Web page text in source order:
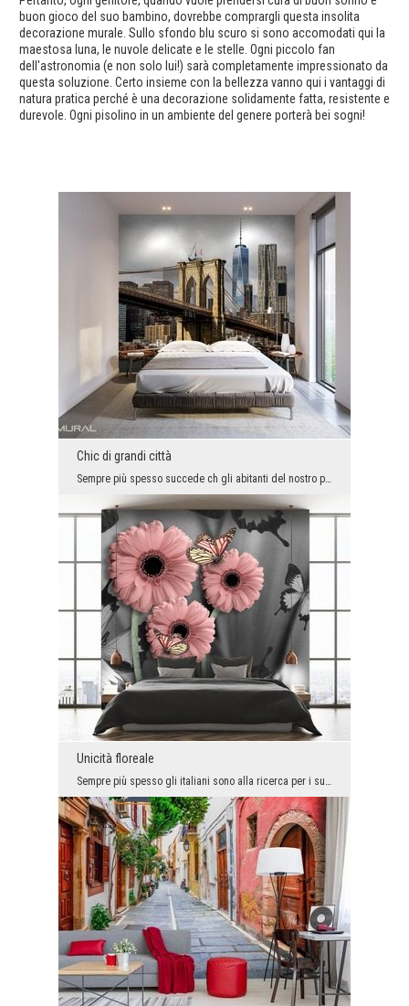
buon gioco del suo bambino, dovrebbe comprargli questa insolita
decorazione murale. Sullo sfondo blu scuro si sono accomodati qui la
maestosa luna, le nuvole delicate e le stelle. Ogni piccolo fan
dell'astronomia (e non solo lui!) sarà completamente impressionato da
questa soluzione. Certo insieme con la bellezza vanno qui i vantaggi di
natura pratica perché è una decorazione solidamente fatta, resistente e
durevole. Ogni pisolino in un ambiente del genere porterà bei sogni!
Chic di grandi città
Sempre più spesso succede ch gli abitanti del nostro paese viaggiano molto in tutto il mondo e po...
Unicità floreale
Sempre più spesso gli italiani sono alla ricerca per i suoi interni delle soluzioni che uniscono ...